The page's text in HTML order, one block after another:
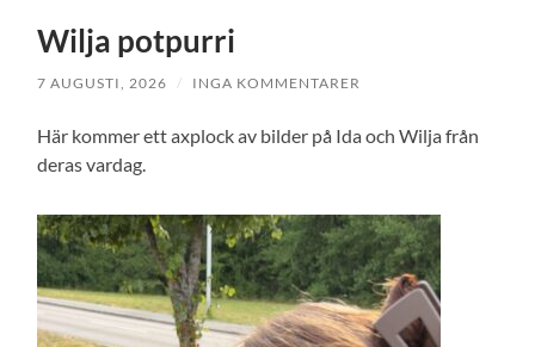
Wilja potpurri
7 AUGUSTI, 2026 / INGA KOMMENTARER
Här kommer ett axplock av bilder på Ida och Wilja från
deras vardag.